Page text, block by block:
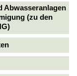
Abwasseranlagen
(zu den